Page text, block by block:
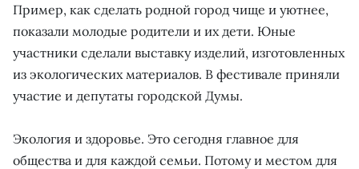
Пример, как сделать родной город чище и уютнее,
показали молодые родители и их дети. Юные
участники сделали выставку изделий, изготовленных
из экологических материалов. В фестивале приняли
участие и депутаты городской Думы.
Экология и здоровье. Это сегодня главное для
общества и для каждой семьи. Потому и местом для